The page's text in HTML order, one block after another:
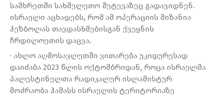
სამხრეთში სახმელეთო შეტევაზეც გადავიდნენ.
ისრაელი აცხადებს, რომ ამ ოპერაციის მიზანია
ჰეზბოლას თავდასხმებისგან ქვეყნის
ჩრდილოეთის დაცვა.
· ახლო აღმოსავლეთში ვითარება უკიდურესად
დაიძაბა 2023 წლის ოქტომბრიდან, როცა ისრაელმა
პალესტინელთა რადიკალურ ისლამისტურ
მოძრაობა ჰამასს ისრაელის ტერიტორიაზე